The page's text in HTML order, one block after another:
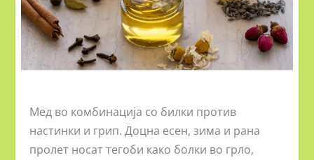
Мед во комбинација со билки против
настинки и грип. Доцна есен, зима и рана
пролет носат тегоби како болки во грло,